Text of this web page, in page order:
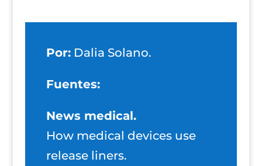
Por:Dalia Solano.
Fuentes:
News medical.
How medical devices use
release liners.